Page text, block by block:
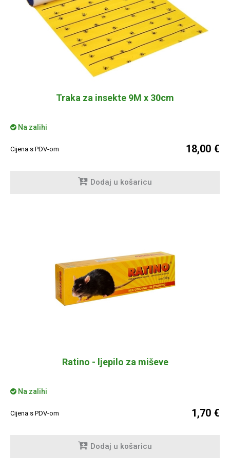
Traka za insekte 9M x 30cm
Na zalihi
Cijena s PDV-om 18,00 €
Dodaj u košaricu
Ratino - ljepilo za miševe
Na zalihi
Cijena s PDV-om 1,70 €
Dodaj u košaricu